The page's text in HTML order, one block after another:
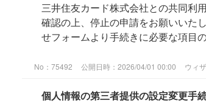
三井住友カード株式会社との共同利
確認の上、停止の申請をお願いいた
せフォームより手続きに必要な項目
No：75492 公開日時：2026/04/01 00:00 ウィ
個人情報の第三者提供の設定変更手